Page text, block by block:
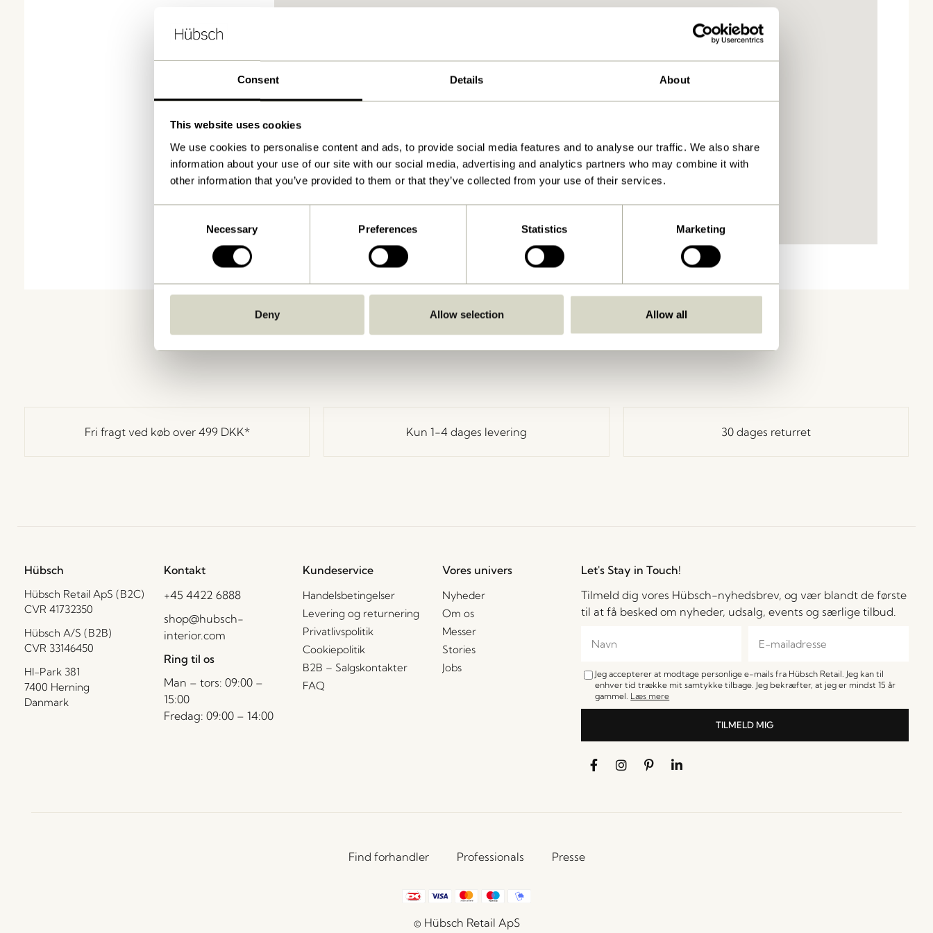
Consent Details About
This website uses cookies
We use cookies to personalise content and ads, to provide social media features and to analyse our traffic. We also share
information about your use of our site with our social media, advertising and analytics partners who may combine it with
other information that you’ve provided to them or that they’ve collected from your use of their services.
Necessary Preferences Statistics Marketing
Deny Allow selection Allow all
Gå tilbage
Fri fragt ved køb over 499 DKK* Kun 1-4 dages levering 30 dages returret
Hübsch
Hübsch Retail ApS (B2C)
CVR 41732350
Hübsch A/S (B2B)
CVR 33146450
HI-Park 381
7400 Herning
Danmark
Kontakt
+45 4422 6888
shop@hubsch-
interior.com
Ring til os
Man – tors: 09:00 –
15:00
Fredag: 09:00 – 14:00
Kundeservice
Handelsbetingelser
Levering og returnering
Privatlivspolitik
Cookiepolitik
B2B – Salgskontakter
FAQ
Vores univers
Nyheder
Om os
Messer
Stories
Jobs
Let's Stay in Touch!
Tilmeld dig vores Hübsch-nyhedsbrev, og vær blandt de første
til at få besked om nyheder, udsalg, events og særlige tilbud.
Jeg accepterer at modtage personlige e-mails fra Hübsch Retail. Jeg kan til
enhver tid trække mit samtykke tilbage. Jeg bekræfter, at jeg er mindst 15 år
gammel. Læs mere
TILMELD MIG
Find forhandler Professionals Presse
© Hübsch Retail ApS